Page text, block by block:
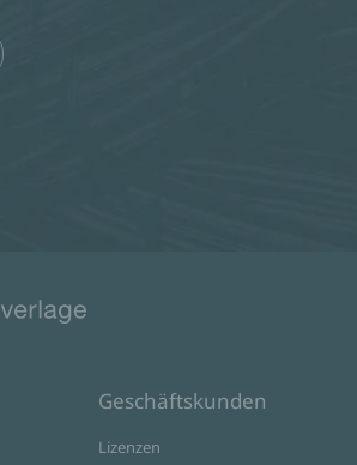
Geschäftskunden
Lizenzen